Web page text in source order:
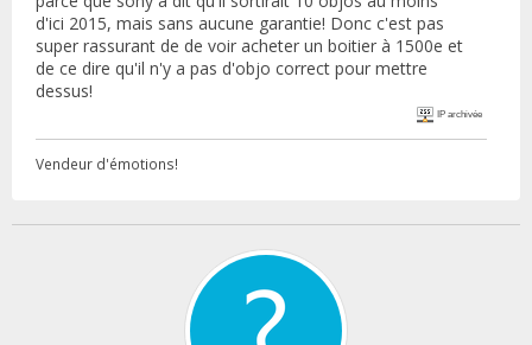
d'ici 2015, mais sans aucune garantie! Donc c'est pas
super rassurant de de voir acheter un boitier à 1500e et
de ce dire qu'il n'y a pas d'objo correct pour mettre
dessus!
IP archivée
Vendeur d'émotions!